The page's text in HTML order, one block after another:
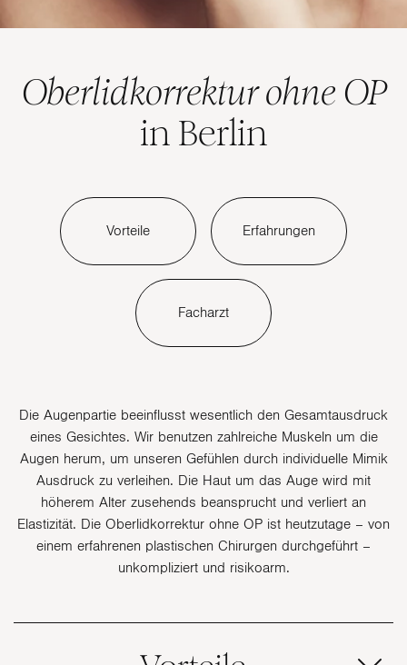
Oberlidkorrektur ohne OP
in Berlin
Vorteile Erfahrungen
Facharzt
Die Augenpartie beeinflusst wesentlich den Gesamtausdruck
eines Gesichtes. Wir benutzen zahlreiche Muskeln um die
Augen herum, um unseren Gefühlen durch individuelle Mimik
Ausdruck zu verleihen. Die Haut um das Auge wird mit
höherem Alter zusehends beansprucht und verliert an
Elastizität. Die Oberlidkorrektur ohne OP ist heutzutage – von
einem erfahrenen plastischen Chirurgen durchgeführt –
unkompliziert und risikoarm.